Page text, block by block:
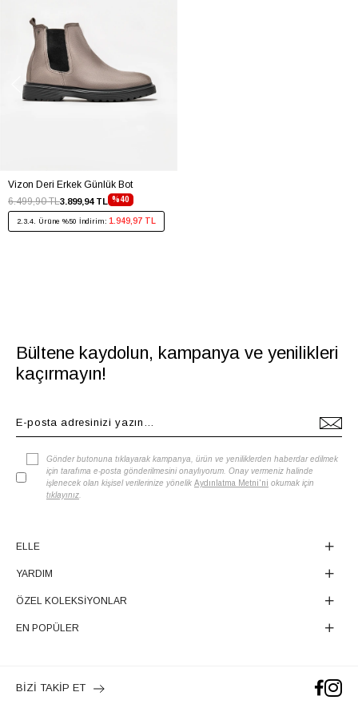
Vizon Deri Erkek Günlük Bot
%40
3.899,94 TL
6.499,90 TL
2.3.4. Ürüne %50 İndirim: 1.949,97 TL
Bültene kaydolun, kampanya ve yenilikleri
kaçırmayın!
Gönder butonuna tıklayarak kampanya, ürün ve yeniliklerden haberdar edilmek
için tarafıma e-posta gönderilmesini onaylıyorum. Onay vermeniz halinde
işlenecek olan kişisel verilerinize yönelik Aydınlatma Metni'ni okumak için
tıklayınız
ELLE
YARDIM
ÖZEL KOLEKSİYONLAR
EN POPÜLER
BİZİ TAKİP ET